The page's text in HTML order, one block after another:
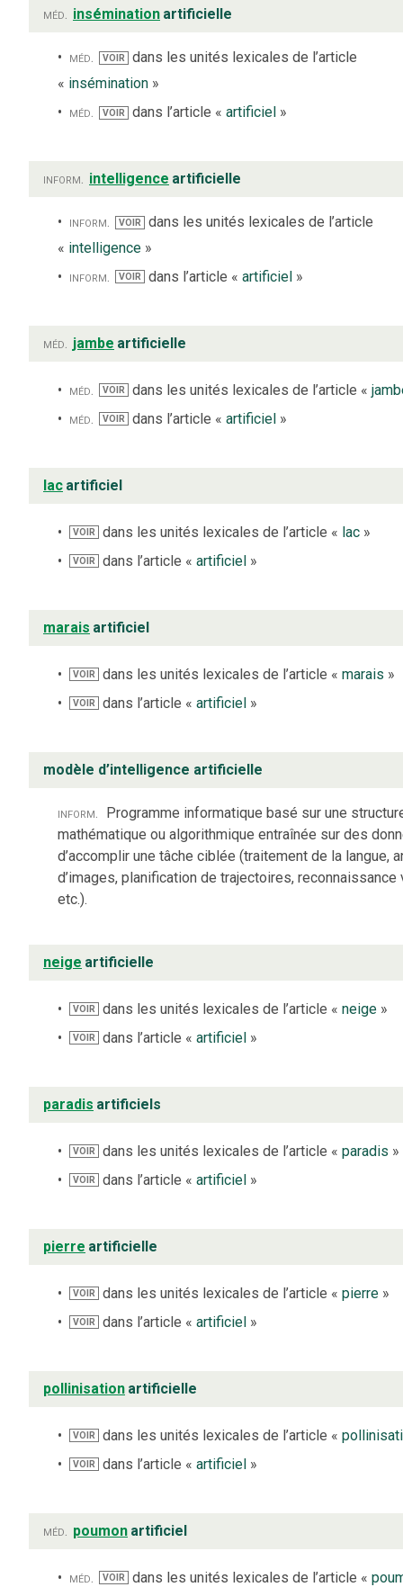
méd. insémination artificielle
méd. VOIR dans les unités lexicales de l’article
« insémination »
méd.
VOIR dans l’article « artificiel»
inform. intelligence artificielle
inform. VOIR dans les unités lexicales de l’article
« intelligence »
inform.
VOIR dans l’article « artificiel»
méd. jambe artificielle
méd. VOIR dans les unités lexicales de l’article «
méd.
VOIR dans l’article « artificiel»
lac artificiel
VOIR dans les unités lexicales de l’article « lac »
VOIR dans l’article «artificiel »
marais artificiel
VOIR dans les unités lexicales de l’article «marais »
VOIR dans l’article «artificiel »
modèle d’intelligence artificielle
inform.
Programme informatique basé sur une
mathématique ou algorithmique entraînée sur des
d’accomplir une tâche ciblée (traitement de la langue,
d’images, planification de trajectoires, reconnaissance
etc.).
neige artificielle
VOIR dans les unités lexicales de l’article «neige »
VOIR dans l’article «artificiel »
paradis artificiels
VOIR dans les unités lexicales de l’article «paradis »
VOIR dans l’article «artificiel »
pierre artificielle
VOIR dans les unités lexicales de l’article «pierre »
VOIR dans l’article «artificiel »
pollinisation artificielle
VOIR dans les unités lexicales de l’article «
VOIR dans l’article «artificiel »
méd. poumon artificiel
méd. VOIR dans les unités lexicales de l’article «